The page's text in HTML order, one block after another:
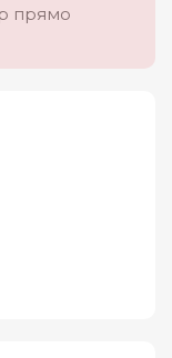
прямо